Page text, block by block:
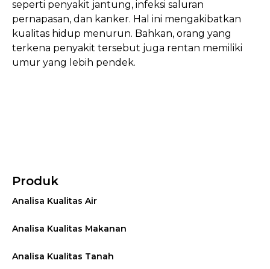
seperti penyakit jantung, infeksi saluran
pernapasan, dan kanker. Hal ini mengakibatkan
kualitas hidup menurun. Bahkan, orang yang
terkena penyakit tersebut juga rentan memiliki
umur yang lebih pendek.
Produk
Analisa Kualitas Air
Analisa Kualitas Makanan
Analisa Kualitas Tanah